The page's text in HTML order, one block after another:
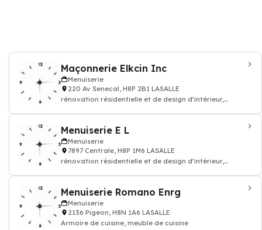
Maçonnerie Elkcin Inc
Menuiserie
220 Av Senecal, H8P 2B1 LASALLE
rénovation résidentielle et de design d’intérieur,
Menuiserie E L
Menuiserie
7897 Centrale, H8P 1M6 LASALLE
rénovation résidentielle et de design d’intérieur,
Menuiserie Romano Enrg
Menuiserie
2136 Pigeon, H8N 1A6 LASALLE
Armoire de cuisine, meuble de cuisine